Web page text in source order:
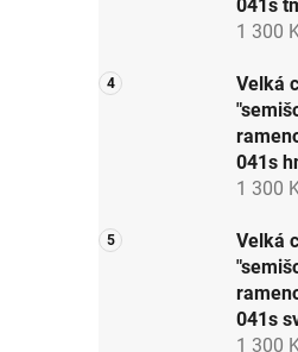
041s
1 300
Velká
041s
1 300
Velká
041s
1 300